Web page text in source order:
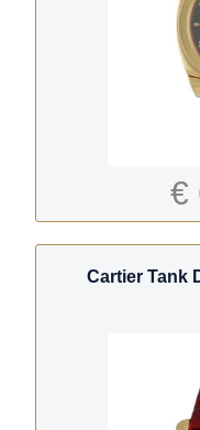
€
Cartier Tank